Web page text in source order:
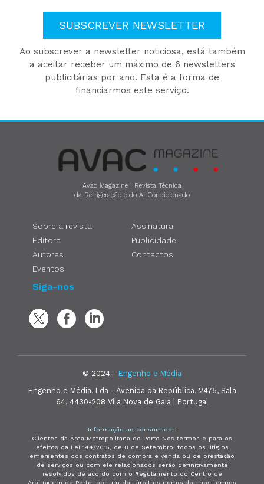
SUBSCREVER NEWSLETTER
Ao subscrever a newsletter noticiosa, está também
a aceitar receber um máximo de 6 newsletters
publicitárias por ano. Esta é a forma de
financiarmos este serviço.
Avac Magazine | Revista Técnica
da Refrigeração e do Ar Condicionado
Sobre a revista
Editora
Autores
Eventos
Assinatura
Publicidade
Contactos
Siga-nos
© 2024 - Engenho e Média
Engenho e Média, Lda - Avenida da República, 2475, Sala
64, 4430-208 Vila Nova de Gaia | Portugal
Informação ao consumidor:
Clientes da Área Metropolitana do Porto Nos termos e para os
efeitos da Lei 144/2015, de 8 de Setembro, todos os litígios
emergentes dos contratos de compra e venda ou de prestação
de serviços ou com ele relacionados serão definitivamente
resolvidos de acordo com o Regulamento do Centro de
Arbitragem do Porto, por um dos árbitros nomeados nos termos